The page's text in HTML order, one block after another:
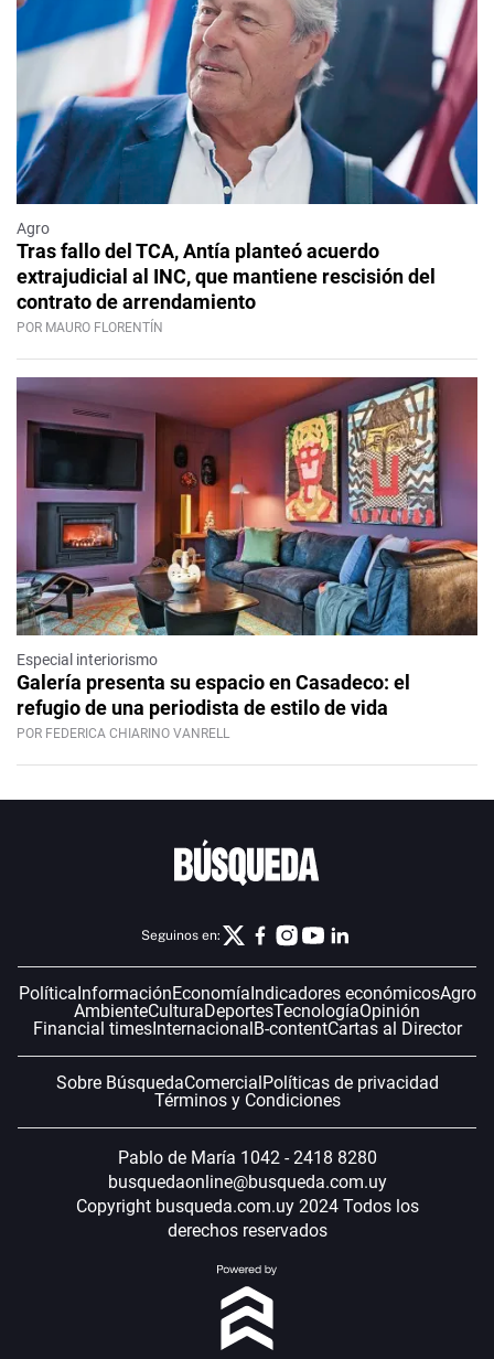
Agro
Tras fallo del TCA, Antía planteó acuerdo
extrajudicial al INC, que mantiene rescisión del
contrato de arrendamiento
POR MAURO FLORENTÍN
Especial interiorismo
Galería presenta su espacio en Casadeco: el
refugio de una periodista de estilo de vida
POR FEDERICA CHIARINO VANRELL
Seguinos en:
PolíticaInformaciónEconomíaIndicadores económicosAgro
AmbienteCulturaDeportesTecnologíaOpinión
Financial timesInternacionalB-contentCartas al Director
Sobre BúsquedaComercialPolíticas de privacidad
Términos y Condiciones
Pablo de María 1042 - 2418 8280
busquedaonline@busqueda.com.uy
Copyright busqueda.com.uy 2024 Todos los
derechos reservados